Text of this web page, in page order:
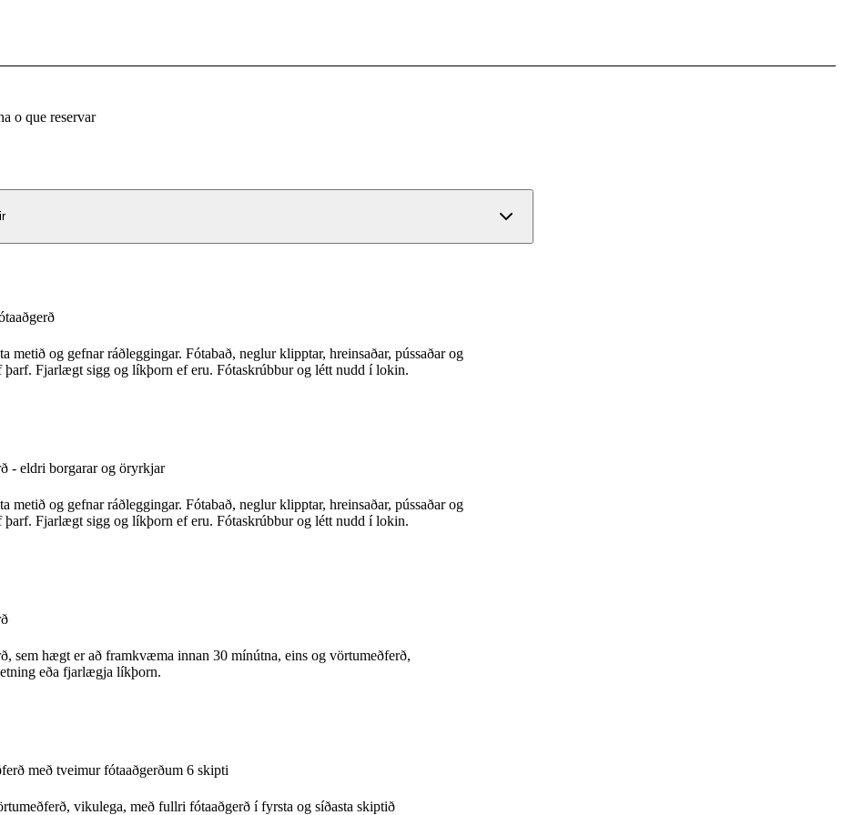
o que reservar
metið og gefnar ráðleggingar. Fótabað, neglur klipptar, hreinsaðar, pússaðar og
þarf. Fjarlægt sigg og líkþorn ef eru. Fótaskrúbbur og létt nudd í lokin.
- eldri borgarar og öryrkjar
metið og gefnar ráðleggingar. Fótabað, neglur klipptar, hreinsaðar, pússaðar og
þarf. Fjarlægt sigg og líkþorn ef eru. Fótaskrúbbur og létt nudd í lokin.
sem hægt er að framkvæma innan 30 mínútna, eins og vörtumeðferð,
eða fjarlægja líkþorn.
með tveimur fótaaðgerðum 6 skipti
6 skipti vörtumeðferð, vikulega, með fullri fótaaðgerð í fyrsta og síðasta skiptið